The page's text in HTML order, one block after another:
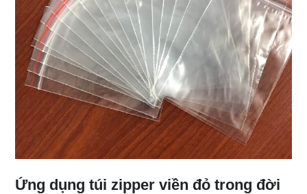
Ứng dụng túi zipper viền đỏ trong đời